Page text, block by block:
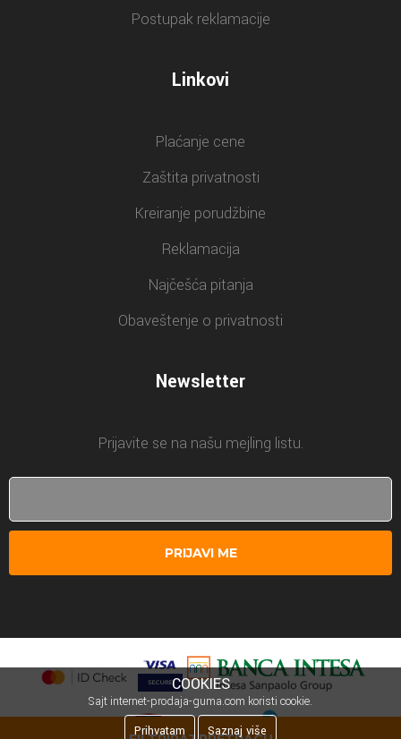
Postupak reklamacije
Linkovi
Plaćanje cene
Zaštita privatnosti
Kreiranje porudžbine
Reklamacija
Najčešća pitanja
Obaveštenje o privatnosti
Newsletter
Prijavite se na našu mejling listu.
PRIJAVI ME
COOKIES
Sajt internet-prodaja-guma.com koristi cookie.
Prihvatam
Saznaj više